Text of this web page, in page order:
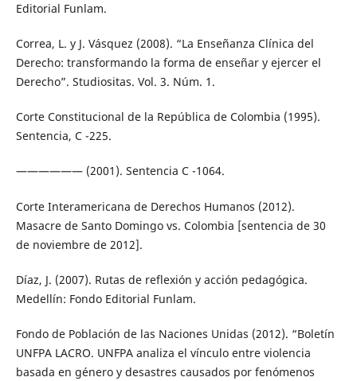
Editorial Funlam.
Correa, L. y J. Vásquez (2008). “La Enseñanza Clínica del
Derecho: transformando la forma de enseñar y ejercer el
Derecho”. Studiositas. Vol. 3. Núm. 1.
Corte Constitucional de la República de Colombia (1995).
Sentencia, C -225.
—————— (2001). Sentencia C -1064.
Corte Interamericana de Derechos Humanos (2012).
Masacre de Santo Domingo vs. Colombia [sentencia de 30
de noviembre de 2012].
Díaz, J. (2007). Rutas de reflexión y acción pedagógica.
Medellín: Fondo Editorial Funlam.
Fondo de Población de las Naciones Unidas (2012). “Boletín
UNFPA LACRO. UNFPA analiza el vínculo entre violencia
basada en género y desastres causados por fenómenos